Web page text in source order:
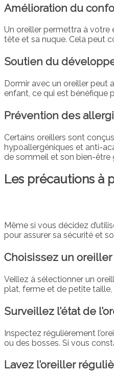
Amélioration du
Un oreiller permettra à
tête et sa nuque. Cela peut
Soutien du
Dormir avec un oreiller peut
enfant, ce qui est bénéfique
Prévention des
Certains oreillers sont
hypoallergéniques et anti-
de sommeil et son bien-être
Les précautions à
Même si vous décidez
pour assurer sa sécurité et
Choisissez un
Veillez à sélectionner un
plat, ferme et de petite taille,
Surveillez l’état de
Inspectez régulièrement
ou des bosses. Si vous
Lavez l’oreiller